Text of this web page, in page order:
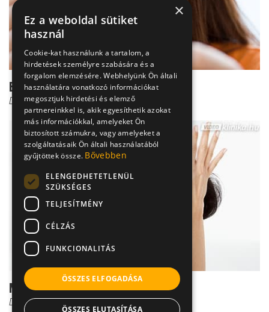
Biztos módszerek a migrén ellen
Dr. Bodnár Eszter
Migréngyógyítás: a 22-es csapdája
Dr. Bodnár Eszter
×
Ez a weboldal sütiket
használ
Cookie-kat használunk a tartalom, a
hirdetések személyre szabására és a
forgalom elemzésére. Webhelyünk Ön általi
használatára vonatkozó információkat
megosztjuk hirdetési és elemző
partnereinkkel is, akik egyesíthetik azokat
más információkkal, amelyeket Ön
biztosított számukra, vagy amelyeket a
szolgáltatásaik Ön általi használatából
gyűjtöttek össze. Bővebben
ELENGEDHETETLENÜL
SZÜKSÉGES
TELJESÍTMÉNY
CÉLZÁS
FUNKCIONALITÁS
ÖSSZES ELFOGADÁSA
ÖSSZES ELUTASÍTÁSA